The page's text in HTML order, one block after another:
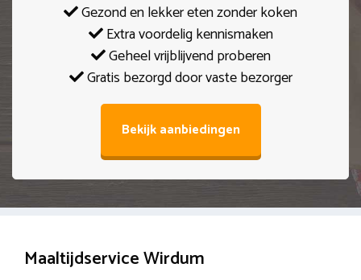
Gezond en lekker eten zonder koken
Extra voordelig kennismaken
Geheel vrijblijvend proberen
Gratis bezorgd door vaste bezorger
Bekijk aanbiedingen
Maaltijdservice Wirdum